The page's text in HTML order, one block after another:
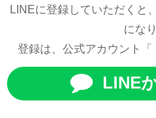
LINEに登録していただくと
にな
登録は、公式アカウント「
LINE